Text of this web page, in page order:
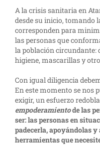
A la crisis sanitaria en
desde su inicio, tomando
corresponden para
las personas que
la población circundante:
higiene, mascarillas y
Con igual diligencia
En este momento se nos
exigir, un esfuerzo
empoderamientode las
ser: las personas en
padecerla, apoyándolas
herramientas que